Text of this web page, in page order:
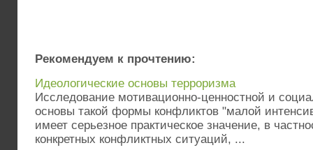
Рекомендуем к прочтению:
Идеологические основы терроризма
Исследование мотивационно-ценностной и
основы такой формы конфликтов "малой
имеет серьезное практическое значение, в
конкретных конфликтных ситуаций, ...